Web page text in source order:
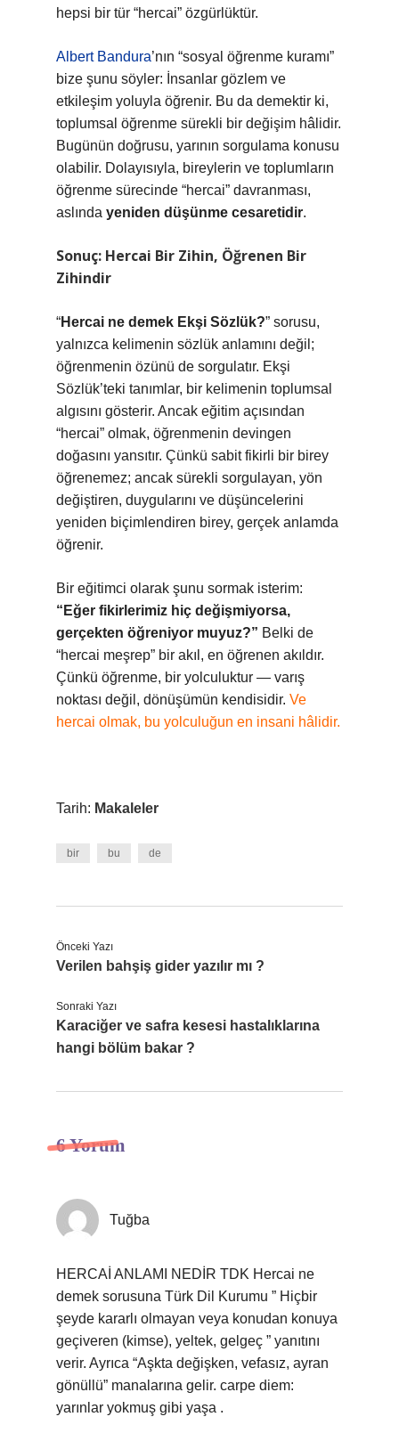
hepsi bir tür “hercai” özgürlüktür.
Albert Bandura’nın “sosyal öğrenme kuramı”
bize şunu söyler: İnsanlar gözlem ve
etkileşim yoluyla öğrenir. Bu da demektir ki,
toplumsal öğrenme sürekli bir değişim hâlidir.
Bugünün doğrusu, yarının sorgulama konusu
olabilir. Dolayısıyla, bireylerin ve toplumların
öğrenme sürecinde “hercai” davranması,
aslında yeniden düşünme cesaretidir.
Sonuç: Hercai Bir Zihin, Öğrenen Bir
Zihindir
“Hercai ne demek Ekşi Sözlük?” sorusu,
yalnızca kelimenin sözlük anlamını değil;
öğrenmenin özünü de sorgulatır. Ekşi
Sözlük’teki tanımlar, bir kelimenin toplumsal
algısını gösterir. Ancak eğitim açısından
“hercai” olmak, öğrenmenin devingen
doğasını yansıtır. Çünkü sabit fikirli bir birey
öğrenemez; ancak sürekli sorgulayan, yön
değiştiren, duygularını ve düşüncelerini
yeniden biçimlendiren birey, gerçek anlamda
öğrenir.
Bir eğitimci olarak şunu sormak isterim:
“Eğer fikirlerimiz hiç değişmiyorsa,
gerçekten öğreniyor muyuz?” Belki de
“hercai meşrep” bir akıl, en öğrenen akıldır.
Çünkü öğrenme, bir yolculuktur — varış
noktası değil, dönüşümün kendisidir. Ve
hercai olmak, bu yolculuğun en insani hâlidir.
Tarih: Makaleler
bir bu de
Önceki Yazı
Verilen bahşiş gider yazılır mı ?
Sonraki Yazı
Karaciğer ve safra kesesi hastalıklarına
hangi bölüm bakar ?
6 Yorum
Tuğba
HERCAİ ANLAMI NEDİR TDK Hercai ne
demek sorusuna Türk Dil Kurumu ” Hiçbir
şeyde kararlı olmayan veya konudan konuya
geçiveren (kimse), yeltek, gelgeç ” yanıtını
verir. Ayrıca “Aşkta değişken, vefasız, ayran
gönüllü” manalarına gelir. carpe diem:
yarınlar yokmuş gibi yaşa .